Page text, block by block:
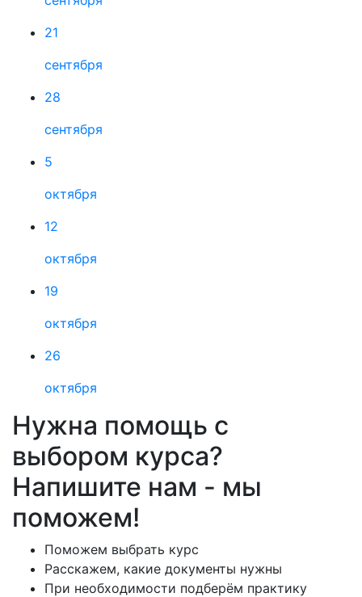
21
сентября
28
сентября
5
октября
12
октября
19
октября
26
октября
Нужна помощь с
выбором курса?
Напишите нам - мы
поможем!
Поможем выбрать курс
Расскажем, какие документы нужны
При необходимости подберём практику